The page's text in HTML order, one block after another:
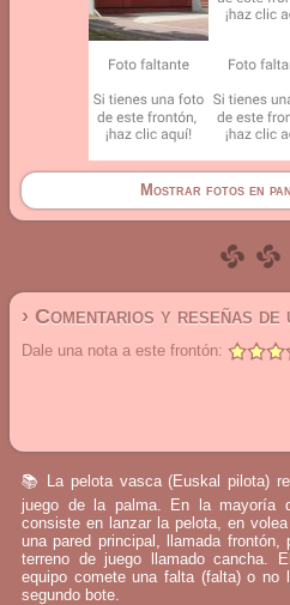
Mostrar fotos en
› Comentarios y reseñas de
Dale una nota a este frontón:
📚 La pelota vasca (Euskal pilota)
juego de la palma. En la mayoría
consiste en lanzar la pelota, en
una pared principal, llamada
terreno de juego llamado cancha.
equipo comete una falta (falta) o no
segundo bote.